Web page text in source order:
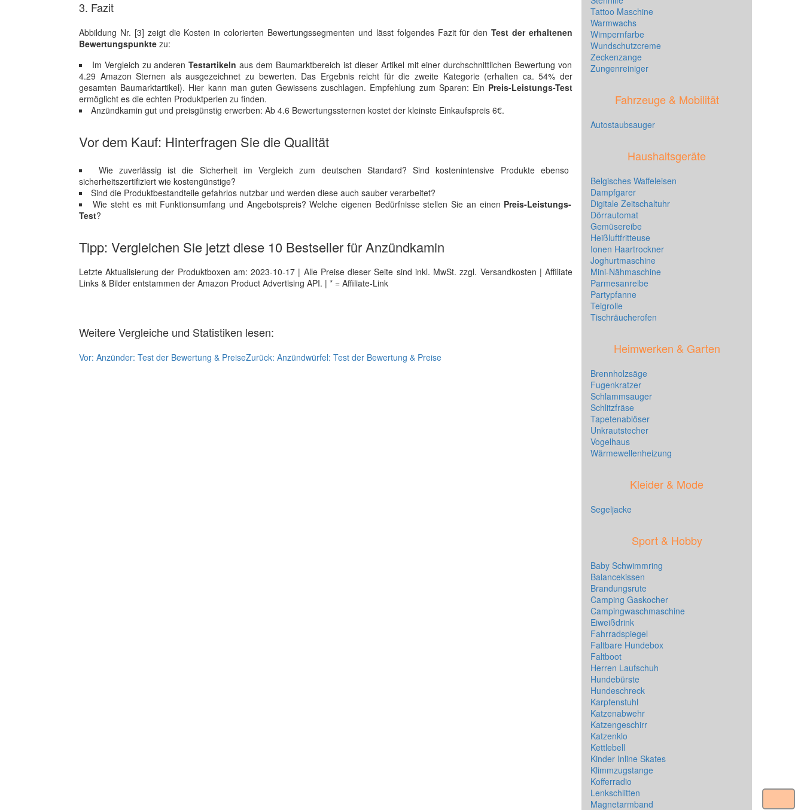
3. Fazit
Abbildung Nr. [3] zeigt die Kosten in colorierten Bewertungssegmenten und lässt folgendes Fazit für denTest der erhaltenen
Bewertungspunkte zu:
Im Vergleich zu anderenTestartikeln aus dem Baumarktbereich ist dieser Artikel mit einer durchschnittlichen Bewertung von
4.29 Amazon Sternen als ausgezeichnet zu bewerten. Das Ergebnis reicht für die zweite Kategorie (erhalten ca. 54% der
gesamten Baumarktartikel). Hier kann man guten Gewissens zuschlagen. Empfehlung zum Sparen: Ein Preis-Leistungs-Test
ermöglicht es die echten Produktperlen zu finden.
Anzündkamin gut und preisgünstig erwerben: Ab 4.6 Bewertungssternen kostet der kleinste Einkaufspreis 6€.
Vor dem Kauf: Hinterfragen Sie die Qualität
Wie zuverlässig ist die Sicherheit im Vergleich zum deutschen Standard? Sind kostenintensive Produkte ebenso
sicherheitszertifiziert wie kostengünstige?
Sind die Produktbestandteile gefahrlos nutzbar und werden diese auch sauber verarbeitet?
Wie steht es mit Funktionsumfang und Angebotspreis? Welche eigenen Bedürfnisse stellen Sie an einen Preis-Leistungs-
Test?
Tipp: Vergleichen Sie jetzt diese 10 Bestseller für Anzündkamin
Letzte Aktualisierung der Produktboxen am: 2023-10-17 | Alle Preise dieser Seite sind inkl. MwSt. zzgl. Versandkosten | Affiliate
Links & Bilder entstammen der Amazon Product Advertising API. | * = Affiliate-Link
Weitere Vergleiche und Statistiken lesen:
Vor: Anzünder: Test der Bewertung & PreiseZurück: Anzündwürfel: Test der Bewertung & Preise
Tattoo Maschine
Warmwachs
Wimpernfarbe
Wundschutzcreme
Zeckenzange
Zungenreiniger
Fahrzeuge & Mobilität
Autostaubsauger
Haushaltsgeräte
Belgisches Waffeleisen
Dampfgarer
Digitale Zeitschaltuhr
Dörrautomat
Gemüsereibe
Heißluftfritteuse
Ionen Haartrockner
Joghurtmaschine
Mini-Nähmaschine
Parmesanreibe
Partypfanne
Teigrolle
Tischräucherofen
Heimwerken & Garten
Brennholzsäge
Fugenkratzer
Schlammsauger
Schlitzfräse
Tapetenablöser
Unkrautstecher
Vogelhaus
Wärmewellenheizung
Kleider & Mode
Segeljacke
Sport & Hobby
Baby Schwimmring
Balancekissen
Brandungsrute
Camping Gaskocher
Campingwaschmaschine
Eiweißdrink
Fahrradspiegel
Faltbare Hundebox
Faltboot
Herren Laufschuh
Hundebürste
Hundeschreck
Karpfenstuhl
Katzenabwehr
Katzengeschirr
Katzenklo
Kettlebell
Kinder Inline Skates
Klimmzugstange
Kofferradio
Lenkschlitten
Magnetarmband